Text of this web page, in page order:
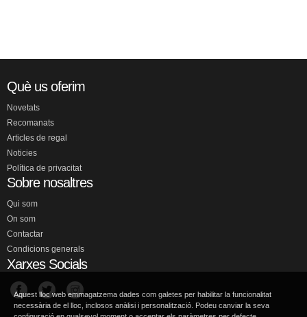
Què us oferim
Novetats
Recomanats
Articles de regal
Noticies
Política de privacitat
Sobre nosaltres
Qui som
On som
Contactar
Condicions generals
Xarxes Socials
Aquest lloc web emmagatzema dades com galetes per habilitar la funcionalitat
necessària de el lloc, inclosos anàlisi i personalització. Podeu canviar la seva